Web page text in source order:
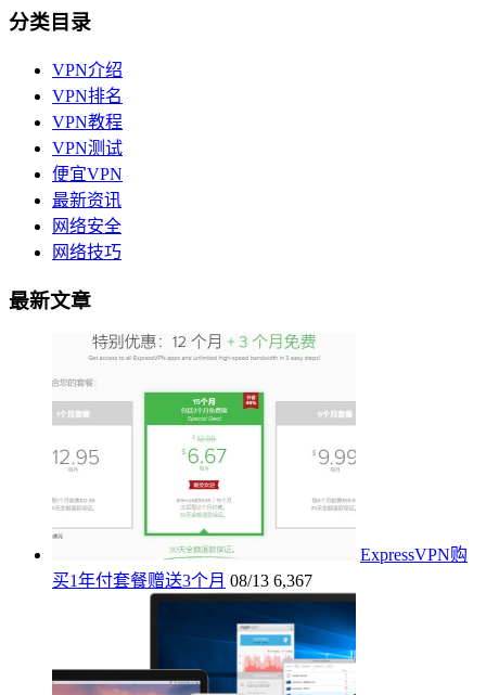
分类目录
VPN介绍
VPN排名
VPN教程
VPN测试
便宜VPN
最新资讯
网络安全
网络技巧
最新文章
ExpressVPN购
买1年付套餐赠送3个月 08/13 6,367